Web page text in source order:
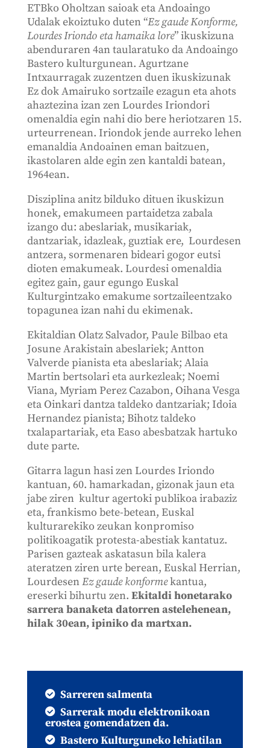
ETBko Oholtzan saioak eta Andoaingo
Udalak ekoiztuko duten “Ez gaude Konforme,
Lourdes Iriondo eta hamaika lore” ikuskizuna
abenduraren 4an taularatuko da Andoaingo
Bastero kulturgunean. Agurtzane
Intxaurragak zuzentzen duen ikuskizunak
Ez dok Amairuko sortzaile ezagun eta ahots
ahaztezina izan zen Lourdes Iriondori
omenaldia egin nahi dio bere heriotzaren 15.
urteurrenean. Iriondok jende aurreko lehen
emanaldia Andoainen eman baitzuen,
ikastolaren alde egin zen kantaldi batean,
1964ean.
Disziplina anitz bilduko dituen ikuskizun
honek, emakumeen partaidetza zabala
izango du: abeslariak, musikariak,
dantzariak, idazleak, guztiak ere, Lourdesen
antzera, sormenaren bideari gogor eutsi
dioten emakumeak. Lourdesi omenaldia
egitez gain, gaur egungo Euskal
Kulturgintzako emakume sortzaileentzako
topagunea izan nahi du ekimenak.
Ekitaldian Olatz Salvador, Paule Bilbao eta
Josune Arakistain abeslariek; Antton
Valverde pianista eta abeslariak; Alaia
Martin bertsolari eta aurkezleak; Noemi
Viana, Myriam Perez Cazabon, Oihana Vesga
eta Oinkari dantza taldeko dantzariak; Idoia
Hernandez pianista; Bihotz taldeko
txalapartariak, eta Easo abesbatzak hartuko
dute parte.
Gitarra lagun hasi zen Lourdes Iriondo
kantuan, 60. hamarkadan, gizonak jaun eta
jabe ziren kultur agertoki publikoa irabaziz
eta, frankismo bete-betean, Euskal
kulturarekiko zeukan konpromiso
politikoagatik protesta-abestiak kantatuz.
Parisen gazteak askatasun bila kalera
ateratzen ziren urte berean, Euskal Herrian,
LourdesenEz gaude konformekantua,
ereserki bihurtu zen. Ekitaldi honetarako
sarrera banaketa datorren astelehenean,
hilak 30ean, ipiniko da martxan.
Sarreren salmenta
Sarrerak modu elektronikoan
erostea gomendatzen da.
Bastero Kulturguneko lehiatilan